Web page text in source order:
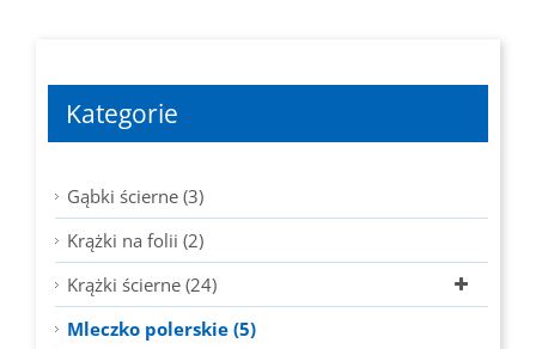
Kategorie
Gąbki ścierne (3)
Krążki na folii (2)
Krążki ścierne (24)
Mleczko polerskie (5)